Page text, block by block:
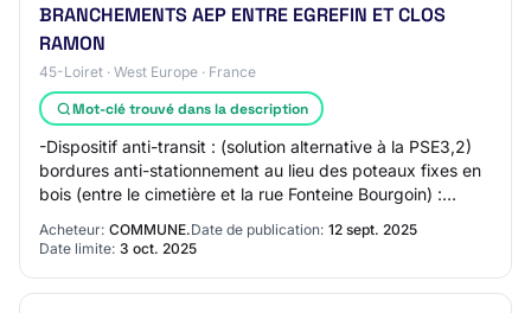
BRANCHEMENTS AEP ENTRE EGREFIN ET CLOS
RAMON
45-Loiret · West Europe · France
Mot-clé trouvé dans la description
-Dispositif anti-transit : (solution alternative à la PSE3,2)
bordures anti-stationnement au lieu des poteaux fixes en
bois (entre le cimetière et la rue Fonteine Bourgoin) :
Acheteur: COMMUNE.Date de publication: 12 sept. 2025
Date limite: 3 oct. 2025